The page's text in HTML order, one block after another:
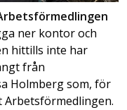
ner kontor och
hittills inte har
från
Holmberg som, för